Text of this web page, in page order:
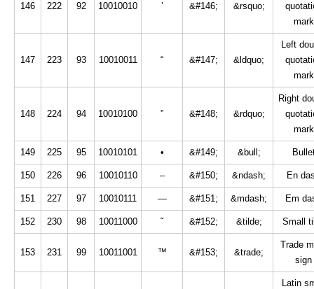
146 222 92 10010010 ’ &#146; &rsquo;
mark
147 223 93 10010011 “ &#147; &ldquo;
Left
mark
148 224 94 10010100 ” &#148; &rdquo;
Right
mark
149 225 95 10010101 • &#149; &bull;
150 226 96 10010110 – &#150; &ndash; En
151 227 97 10010111 — &#151; &mdash; Em
152 230 98 10011000 ˜ &#152; &tilde; Small
153 231 99 10011001 ™ &#153; &trade;
Trade
sign
Latin